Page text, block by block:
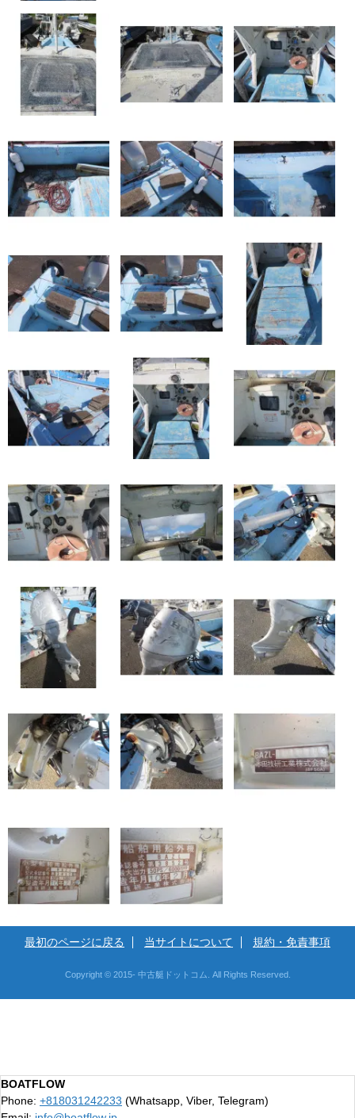
BOATFLOW
Phone: +818031242233 (Whatsapp, Viber, Telegram)
最初のページに戻る 当サイトについて 規約・免責事項
Copyright © 2015- 中古艇ドットコム. All Rights Reserved.